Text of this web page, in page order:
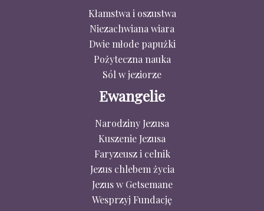
Kłamstwa i oszustwa
Niezachwiana wiara
Dwie młode papużki
Pożyteczna nauka
Sól w jeziorze
Ewangelie
Narodziny Jezusa
Kuszenie Jezusa
Faryzeusz i celnik
Jezus chlebem życia
Jezus w Getsemane
Wesprzyj Fundację